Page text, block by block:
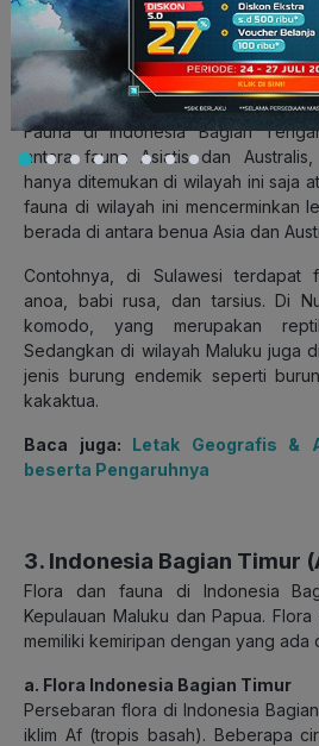
tetap jarang, saat musim kemarau
dapat beradaptasi di wilayah
lontar, dan cendana.
b. Fauna Indonesia Bagian Tengah
Fauna di Indonesia Bagian
antara fauna Asiatis dan
hanya ditemukan di wilayah ini saja
fauna di wilayah ini mencerminkan
berada di antara benua Asia dan
Contohnya, di Sulawesi terdapat
anoa, babi rusa, dan tarsius. Di
komodo, yang merupakan
Sedangkan di wilayah Maluku juga
jenis burung endemik seperti
kakaktua.
Baca juga: Letak Geografis &
beserta Pengaruhnya
3. Indonesia Bagian Timur
Flora dan fauna di Indonesia
Kepulauan Maluku dan Papua.
memiliki kemiripan dengan yang ada
a. Flora Indonesia Bagian Timur
Persebaran flora di Indonesia
iklim Af (tropis basah). Beberapa